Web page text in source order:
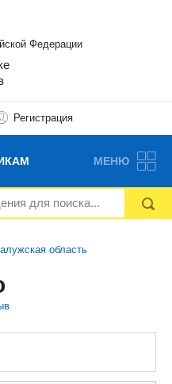
Федерации
Регистрация
МЕНЮ
область